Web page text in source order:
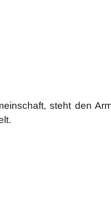
steht den